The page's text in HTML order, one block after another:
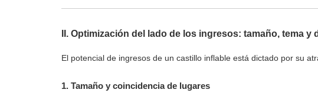
II. Optimización del lado de los ingresos: tamaño, tema y
El potencial de ingresos de un castillo inflable está dictado por su
1. Tamaño y coincidencia de lugares